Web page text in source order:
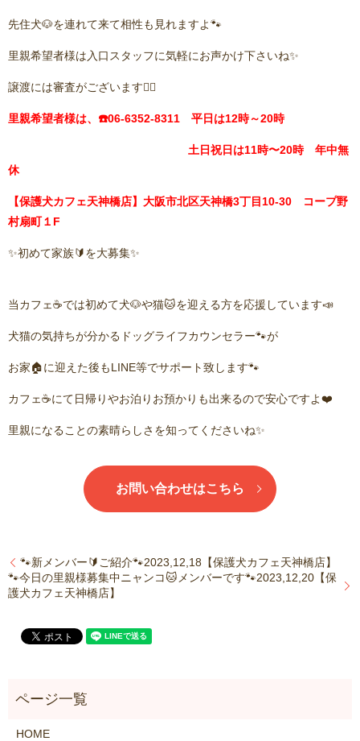
先住犬🐶を連れて来て相性も見れますよ🐾
里親希望者様は入口スタッフに気軽にお声かけ下さいね✨
譲渡には審査がございます🙇‍♂️
里親希望者様は、☎️06-6352-8311 平日は12時～20時
土日祝日は11時〜20時 年中無
休
【保護犬カフェ天神橋店】大阪市北区天神橋3丁目10-30 コープ野
村扇町１F
✨初めて家族🔰を大募集✨
当カフェ☕️では初めて犬🐶や猫🐱を迎える方を応援しています📣
犬猫の気持ちが分かるドッグライフカウンセラー🐾が
お家🏠に迎えた後もLINE等でサポート致します🐾
カフェ☕️にて日帰りやお泊りお預かりも出来るので安心ですよ❤️
里親になることの素晴らしさを知ってくださいね✨
お問い合わせはこちら
🐾新メンバー🔰ご紹介🐾2023,12,18【保護犬カフェ天神橋店】
🐾今日の里親様募集中ニャンコ🐱メンバーです🐾2023,12,20【保
護犬カフェ天神橋店】
HOME